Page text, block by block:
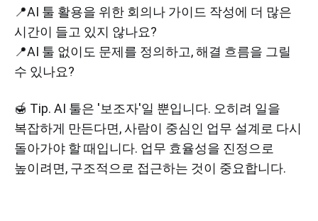
📍AI 툴 활용을 위한 회의나 가이드 작성에 더 많은
시간이 들고 있지 않나요?
📍AI 툴 없이도 문제를 정의하고, 해결 흐름을 그릴
수 있나요?
🍯 Tip. AI 툴은 '보조자'일 뿐입니다. 오히려 일을
복잡하게 만든다면, 사람이 중심인 업무 설계로 다시
돌아가야 할 때입니다. 업무 효율성을 진정으로
높이려면, 구조적으로 접근하는 것이 중요합니다.